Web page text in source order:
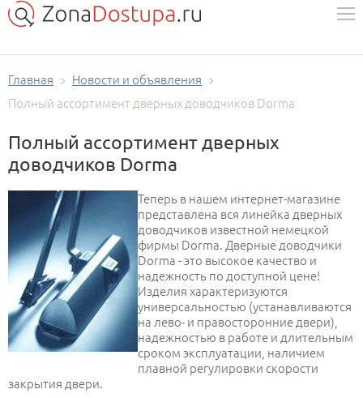
Главная
Новости и объявления
Полный ассортимент дверных доводчиков Dorma
Полный ассортимент дверных
доводчиков Dorma
Теперь в нашем интернет-магазине
представлена вся линейка дверных
доводчиков известной немецкой
фирмы Dorma. Дверные доводчики
Dorma - это высокое качество и
надежность по доступной цене!
Изделия характеризуются
универсальностью (устанавливаются
на лево- и правосторонние двери),
надежностью в работе и длительным
сроком эксплуатации, наличием
плавной регулировки скорости
закрытия двери.